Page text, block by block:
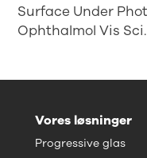
Surface Under
Ophthalmol Vis Sci.
Vores løsninger
Progressive glas